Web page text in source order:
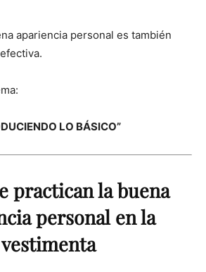
apariencia personal es también
LO BÁSICO”
practican la buena
personal en la
vestimenta